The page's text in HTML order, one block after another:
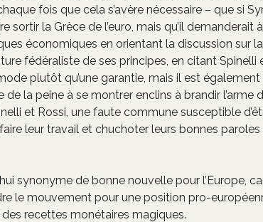
fois que cela s’avère nécessaire – que si
la Grèce de l’euro, mais qu’il demanderait
économiques en orientant la discussion sur
fédéraliste de ses principes, en citant Spinelli
plutôt qu’une garantie, mais il est également
la peine à se montrer enclins à brandir l’arme
et Rossi, une faute commune susceptible
leur travail et chuchoter leurs bonnes paroles
synonyme de bonne nouvelle pour l’Europe,
le mouvement pour une position pro-
recettes monétaires magiques.